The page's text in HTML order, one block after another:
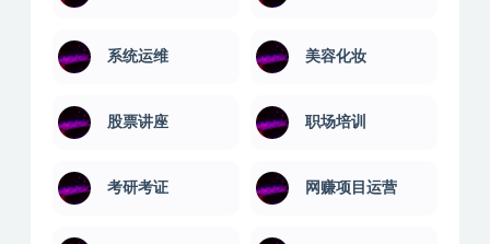
系统运维 美容化妆
股票讲座 职场培训
考研考证 网赚项目运营